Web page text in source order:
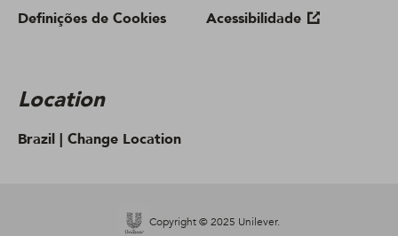
Definições de Cookies
Acessibilidade
Location
Brazil | Change Location
Copyright © 2025 Unilever.